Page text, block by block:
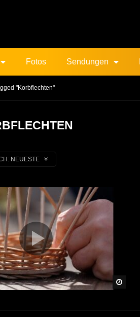
Fotos Sendungen
"Korbflechten"
NEUESTE